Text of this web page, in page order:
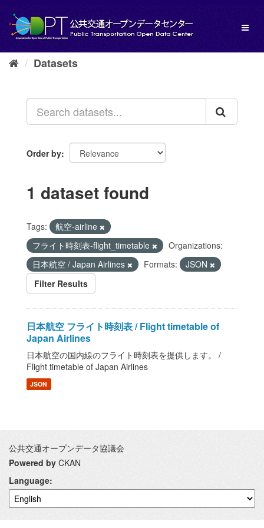
content
Datasets
Order by
1 dataset found
Tags:
航空-airline
フライト時刻表-flight_timetable
Organizations:
日本航空 / Japan Airlines
Formats:
JSON
Filter Results
日本航空 フライト時刻表 / Flight timetable of
Japan Airlines
日本航空の国内線のフライト時刻表を提供します。 /
Flight timetable of Japan Airlines
JSON
公共交通オープンデータ協議会
Powered by CKAN
Language